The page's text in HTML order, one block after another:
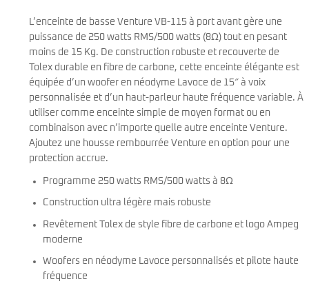
L’enceinte de basse Venture VB-115 à port avant gère une
puissance de 250 watts RMS/500 watts (8Ω) tout en pesant
moins de 15 Kg. De construction robuste et recouverte de
Tolex durable en fibre de carbone, cette enceinte élégante est
équipée d’un woofer en néodyme Lavoce de 15″ à voix
personnalisée et d’un haut-parleur haute fréquence variable. À
utiliser comme enceinte simple de moyen format ou en
combinaison avec n’importe quelle autre enceinte Venture.
Ajoutez une housse rembourrée Venture en option pour une
protection accrue.
Programme 250 watts RMS/500 watts à 8Ω
Construction ultra légère mais robuste
Revêtement Tolex de style fibre de carbone et logo Ampeg
moderne
Woofers en néodyme Lavoce personnalisés et pilote haute
fréquence